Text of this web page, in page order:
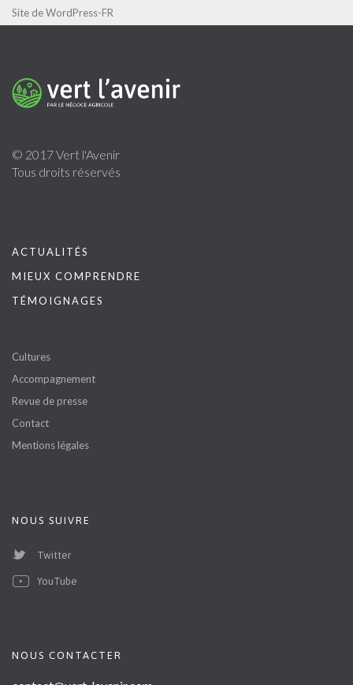
Site de WordPress-FR
© 2017 Vert l'Avenir
Tous droits réservés
ACTUALITÉS
MIEUX COMPRENDRE
TÉMOIGNAGES
Cultures
Accompagnement
Revue de presse
Contact
Mentions légales
NOUS SUIVRE
Twitter
YouTube
NOUS CONTACTER